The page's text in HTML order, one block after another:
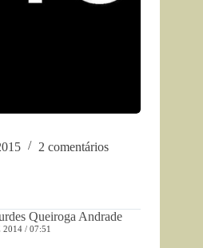
2 comentários
Queiroga Andrade
2014 / 07:51